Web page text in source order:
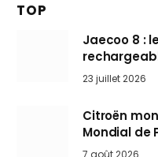
TOP
Jaecoo 8 :
arrive en
23 juillet 2026
Citroën
Mondial de
Mini
7 août 2026